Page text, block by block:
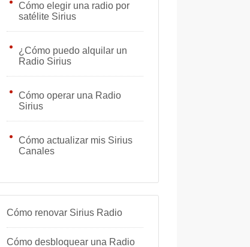
Cómo elegir una radio por
satélite Sirius
¿Cómo puedo alquilar un
Radio Sirius
Cómo operar una Radio
Sirius
Cómo actualizar mis Sirius
Canales
Cómo renovar Sirius Radio
Cómo desbloquear una Radio